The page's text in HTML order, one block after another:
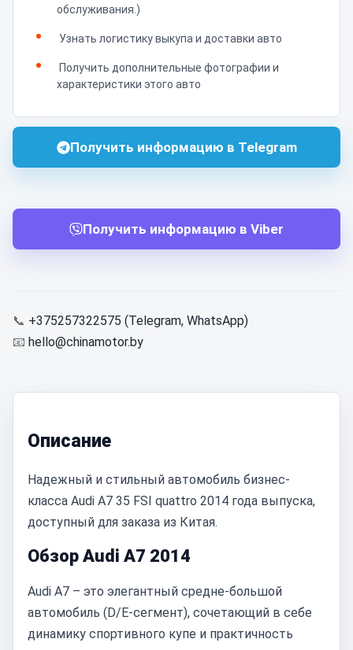
обслуживания.)
Узнать логистику выкупа и доставки авто
Получить дополнительные фотографии и
характеристики этого авто
Получить информацию в Telegram
Получить информацию в Viber
📞 +375257322575 (Telegram, WhatsApp)
📧 hello@chinamotor.by
Описание
Надежный и стильный автомобиль бизнес-
класса Audi A7 35 FSI quattro 2014 года выпуска,
доступный для заказа из Китая.
Обзор Audi A7 2014
Audi A7 – это элегантный средне-большой
автомобиль (D/E-сегмент), сочетающий в себе
динамику спортивного купе и практичность